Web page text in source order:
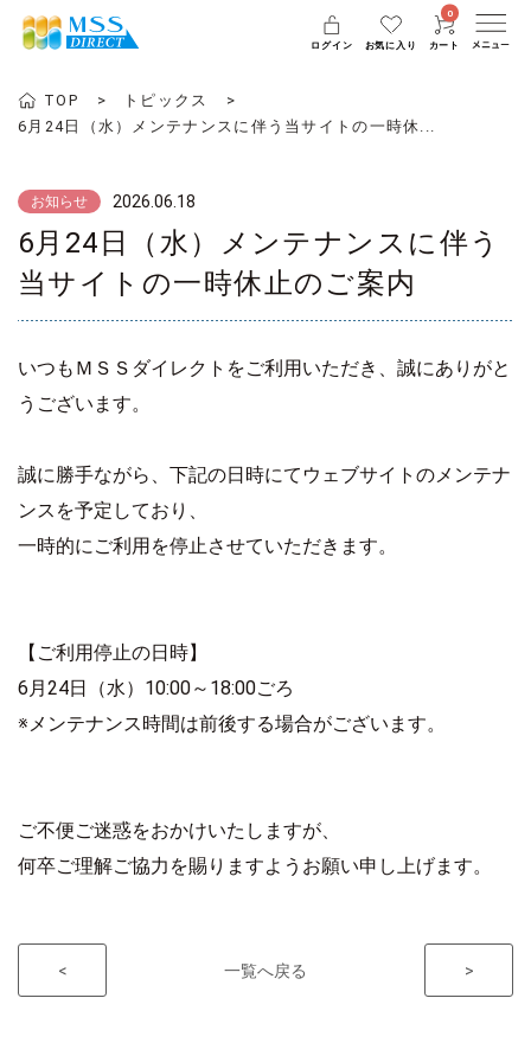
ログイン お気に入り
0
カート
TOP
トピックス
6月24日（水）メンテナンスに伴う当サイトの一時休...
お知らせ 2026.06.18
6月24日（水）メンテナンスに伴う
当サイトの一時休止のご案内
いつもＭＳＳダイレクトをご利用いただき、誠にありがと
うございます。
誠に勝手ながら、下記の日時にてウェブサイトのメンテナ
ンスを予定しており、
一時的にご利用を停止させていただきます。
【ご利用停止の日時】
6月24日（水）10:00～18:00ごろ
※メンテナンス時間は前後する場合がございます。
ご不便ご迷惑をおかけいたしますが、
何卒ご理解ご協力を賜りますようお願い申し上げます。
< 一覧へ戻る >